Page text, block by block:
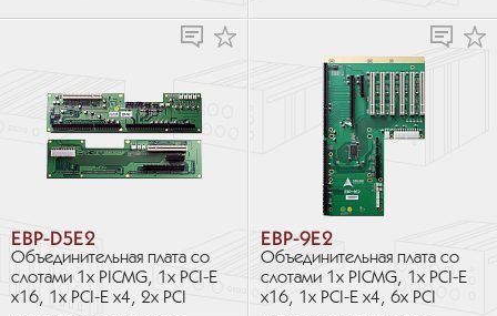
большого количества слотов...
большого количества слотов...
EBP-D5E2
Объединительная плата со
слотами 1х PICMG, 1х PCI-E
x16, 1х PCI-E x4, 2х PCI
EBP-9E2
Объединительная плата со
слотами 1х PICMG, 1х PCI-E
x16, 1х PCI-E x4, 6х PCI